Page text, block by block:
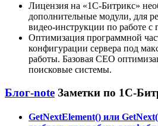
Лицензия на 1С-Битрикс
дополнительные модули, для
видео-инструкции по работе с
Оптимизация программной
конфигурации сервера под
работы. Базовая СЕО
поисковые системы.
Блог-note Заметки по 1С-
GetNextElement() или